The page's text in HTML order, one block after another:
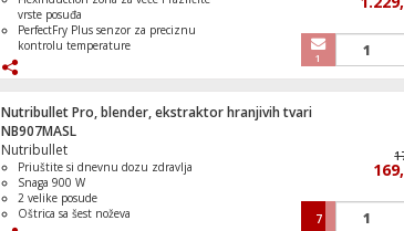
vrste posuđa
PerfectFry Plus senzor za preciznu
kontrolu temperature
17 nivoa snage
Home Connect i Smart Hood
Automatic povezivanje s napom
PowerBoost funkcija za izuzetno brzo
zagrijavanje
1
Nutribullet Pro, blender, ekstraktor hranjivih tvari
NB907MASL
Nutribullet
Priuštite si dnevnu dozu zdravlja
Snaga 900 W
2 velike posude
Oštrica sa šest noževa
7